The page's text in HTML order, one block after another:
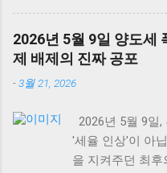
크의 AI 투자
소규모 기업
것이다. <목
적 AI 투자 동
하는 AI 기반
시브 인컴 구
미래 전망 글
2026년 5월 9일 양도세
제 배제의 진짜 공포
-3월 21, 2026
2026년 5월 9일
'세율 인상'이 아
을 지켜주던 최후